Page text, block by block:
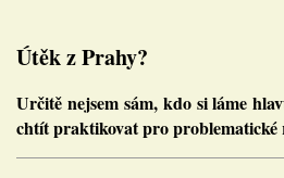
Útěk z Prahy?
Určitě nejsem sám, kdo si láme
chtít praktikovat pro problematické